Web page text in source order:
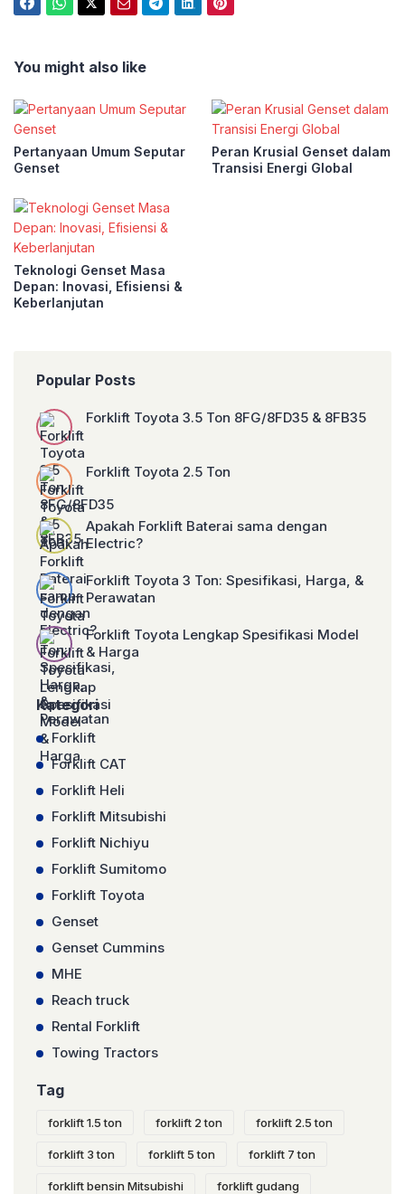
You might also like
Pertanyaan Umum Seputar
Genset
Peran Krusial Genset dalam
Transisi Energi Global
Teknologi Genset Masa
Depan: Inovasi, Efisiensi &
Keberlanjutan
Popular Posts
Forklift Toyota 3.5 Ton 8FG/8FD35 & 8FB35
Forklift Toyota 2.5 Ton
Apakah Forklift Baterai sama dengan
Electric?
Forklift Toyota 3 Ton: Spesifikasi, Harga, &
Perawatan
Forklift Toyota Lengkap Spesifikasi Model
& Harga
Kategori
Forklift
Forklift CAT
Forklift Heli
Forklift Mitsubishi
Forklift Nichiyu
Forklift Sumitomo
Forklift Toyota
Genset
Genset Cummins
MHE
Reach truck
Rental Forklift
Towing Tractors
Tag
forklift 1.5 ton forklift 2 ton forklift 2.5 ton
forklift 3 ton forklift 5 ton forklift 7 ton
forklift bensin Mitsubishi forklift gudang